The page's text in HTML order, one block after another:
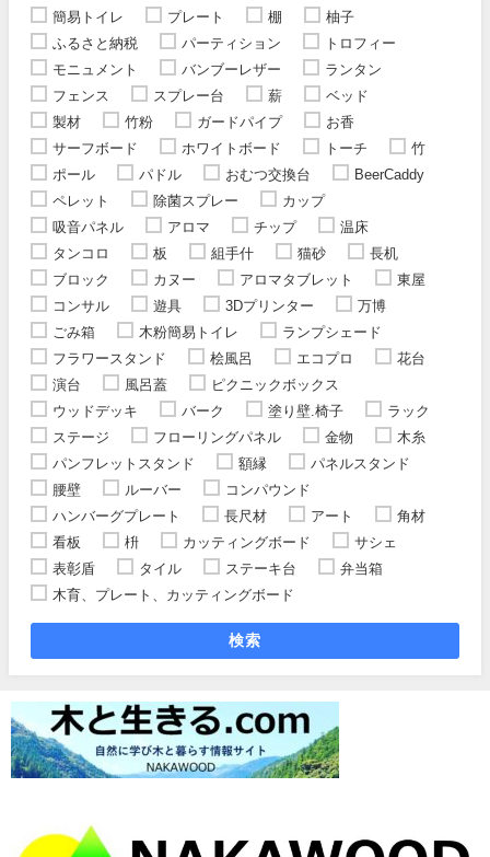
簡易トイレ
プレート 棚
柚子
ふるさと納税
パーティション
トロフィー
モニュメント
バンブーレザー
ランタン
フェンス
スプレー台 薪
ベッド
製材
竹粉 ガードパイプ
お香
サーフボード
ホワイトボード トーチ
竹
ポール
パドル おむつ交換台
BeerCaddy
ペレット
除菌スプレー
カップ
吸音パネル
アロマ チップ
温床
タンコロ
板 組手什 猫砂
長机
ブロック
カヌー アロマタブレット
東屋
コンサル
遊具 3Dプリンター
万博
ごみ箱
木粉簡易トイレ
ランプシェード
フラワースタンド
桧風呂 エコプロ
花台
演台
風呂蓋
ピクニックボックス
ウッドデッキ
バーク 塗り壁.椅子
ラック
ステージ
フローリングパネル 金物
木糸
パンフレットスタンド
額縁
パネルスタンド
腰壁
ルーバー
コンパウンド
ハンバーグプレート
長尺材 アート
角材
看板
枡 カッティングボード
サシェ
表彰盾
タイル ステーキ台
弁当箱
木育、プレート、カッティングボード
検索